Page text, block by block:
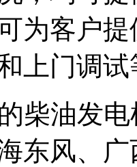
为客户
上门调
柴油发电
东风、